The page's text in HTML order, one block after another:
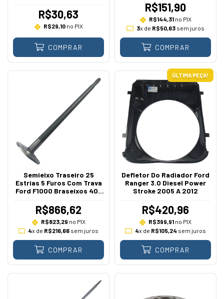
R$30,63
R$29,10no PIX
COMPRAR
R$151,90
R$144,31no PIX
3x de R$50,63sem juros
COMPRAR
Semieixo Traseiro 25
Estrias 5 Furos Com Trava
Ford F1000 Braseixos 405
R$866,62
R$823,29 no PIX
4x de R$216,66 sem juros
COMPRAR
ÚLTIMA PEÇA!
Defletor Do Radiador Ford
Ranger 3.0 Diesel Power
Stroke 2005 A 2012
R$420,96
R$399,91 no PIX
4x de R$105,24 sem juros
COMPRAR